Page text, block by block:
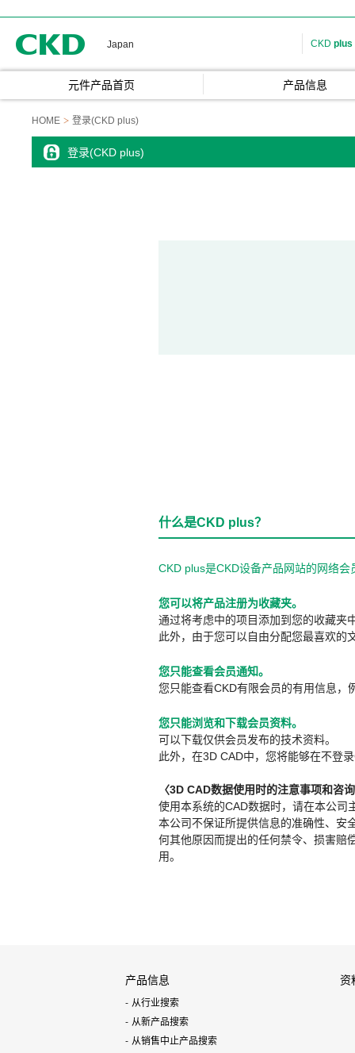
Japan CKD plus
元件产品首页 产品信息
HOME 登录(CKD plus)
登录(CKD plus)
什么是CKD plus？
CKD plus是CKD设备产品网站的网络
您可以将产品注册为收藏夹。
通过将考虑中的项目添加到您的收藏夹
此外，由于您可以自由分配您最喜欢的
您只能查看会员通知。
您只能查看CKD有限会员的有用信息，
您只能浏览和下载会员资料。
可以下载仅供会员发布的技术资料。
此外，在3D CAD中，您将能够在不登
〈3D CAD数据使用时的注意事项和咨
使用本系统的CAD数据时，请在本公司
本公司不保证所提供信息的准确性、安
何其他原因而提出的任何禁令、损害赔
用。
产品信息
从行业搜索
从新产品搜索
从销售中止产品搜索
资